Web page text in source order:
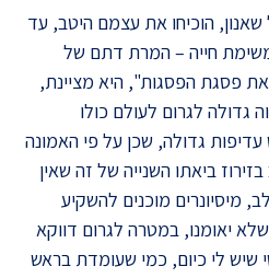
הוכיחו את עצמם היטב, עד
חייה – המרת דתם של
את פסגת הפסגות", היא מציינת,
גדולה לגרום לעולם כולו
גדולה, שכן על פי האמונה
ביאתו השנייה של זה שאין
מיסיונרים מוכנים להשקיע
יאומנו, במטרה לגרום דווקא
שיש לי כיום, כמי שעומדת בראש